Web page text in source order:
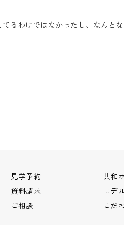
るわけではなかったし、なんと
見学予約
資料請求
ご相談
共和
モデ
こだ